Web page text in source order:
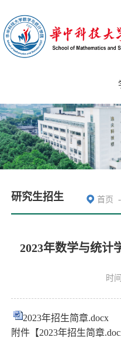
研究生招生 首页 -
2023年数学与统计
时
2023年招生简章.docx
附件【2023年招生简章